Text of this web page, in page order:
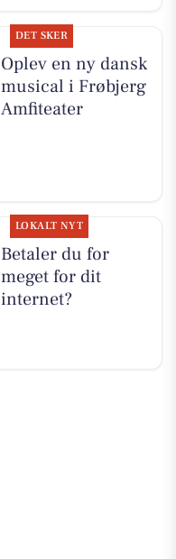
DET SKER
Oplev en ny dansk
musical i Frøbjerg
Amfiteater
LOKALT NYT
Betaler du for
meget for dit
internet?